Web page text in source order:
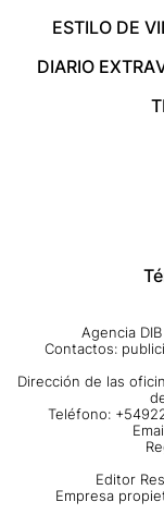
ESTILO DE
DIARIO EXTRA
Agencia
Contactos:
Dirección de las
Teléfono:
Editor
Empresa